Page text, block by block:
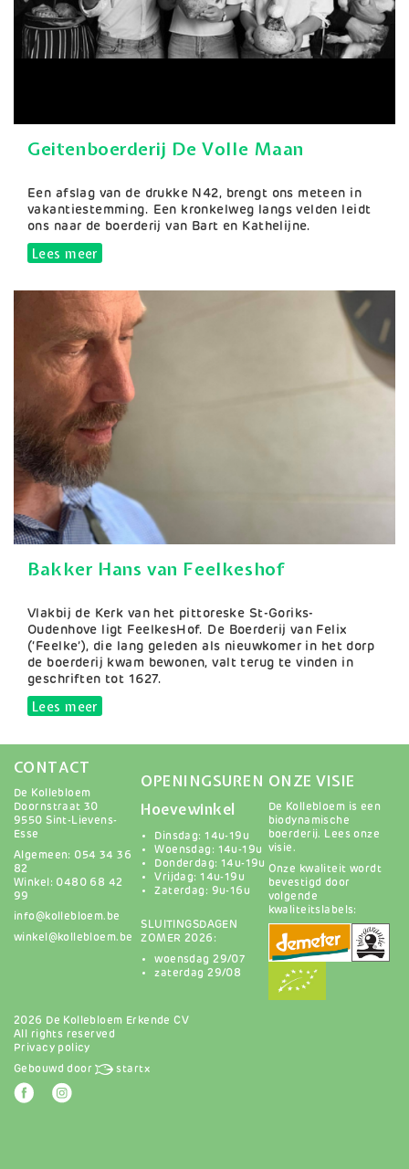
Geitenboerderij De Volle Maan
Samenvatting
Een afslag van de drukke N42, brengt ons meteen in
vakantiestemming. Een kronkelweg langs velden leidt
ons naar de boerderij van Bart en Kathelijne.
Lees meerover Geitenboerderij De Volle Maan
Bakker Hans van Feelkeshof
Samenvatting
Vlakbij de Kerk van het pittoreske St-Goriks-
Oudenhove ligt FeelkesHof. De Boerderij van Felix
(‘Feelke’), die lang geleden als nieuwkomer in het dorp
de boerderij kwam bewonen, valt terug te vinden in
geschriften tot 1627.
Lees meerover Bakker Hans van Feelkeshof
CONTACT
De Kollebloem
Doornstraat 30
9550 Sint-Lievens-
Esse
Algemeen: 054 34 36
82
Winkel: 0480 68 42
99
info@kollebloem.be
winkel@kollebloem.be
OPENINGSUREN
Hoevewinkel
Dinsdag: 14u-19u
Woensdag: 14u-19u
Donderdag: 14u-19u
Vrijdag: 14u-19u
Zaterdag: 9u-16u
SLUITINGSDAGEN
ZOMER 2026:
woensdag 29/07
zaterdag 29/08
ONZE VISIE
De Kollebloem is een
biodynamische
boerderij.
Lees onze
visie .
Onze kwaliteit wordt
bevestigd door
volgende
kwaliteitslabels:
2026 De Kollebloem Erkende CV
All rights reserved
Privacy policy
Gebouwd door startx
AfbeeldingAfbeelding